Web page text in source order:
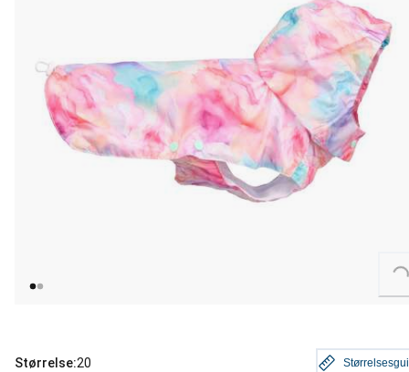
Loading...
Størrelse:20